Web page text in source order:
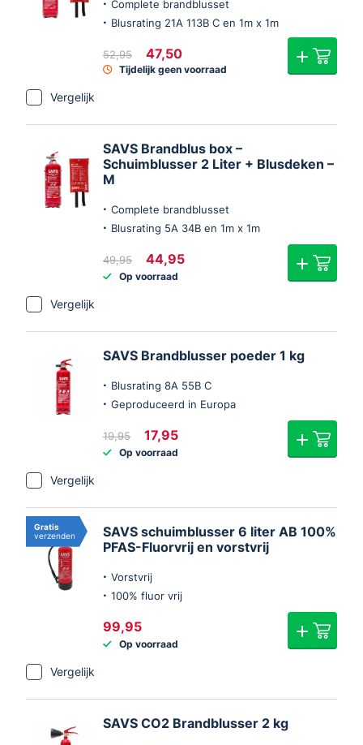
Complete brandblusset
Blusrating 21A 113B C en 1m x 1m
52,95
Oorspronkelijke
prijs
was:
47,50
is:
Tijdelijk geen voorraad
Vergelijk
SAVS Brandblus box –
Schuimblusser 2 Liter + Blusdeken –
M
Complete brandblusset
Blusrating 5A 34B en 1m x 1m
49,95
Oorspronkelijke
prijs
was:
44,95
Op voorraad
Vergelijk
SAVS Brandblusser poeder 1 kg
Blusrating 8A 55B C
Geproduceerd in Europa
19,95
Oorspronkelijke
prijs
was:
17,95
Op voorraad
Vergelijk
Gratis
verzenden
SAVS schuimblusser 6 liter AB 100%
PFAS-Fluorvrij en vorstvrij
Vorstvrij
100% fluor vrij
99,95
Op voorraad
Vergelijk
SAVS CO2 Brandblusser 2 kg